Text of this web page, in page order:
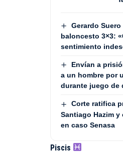
Gerardo
baloncesto 3×3:
sentimiento
Envían a
a un hombre por
durante juego de
Corte ratifica
Santiago Hazim
en caso Senasa
Piscis